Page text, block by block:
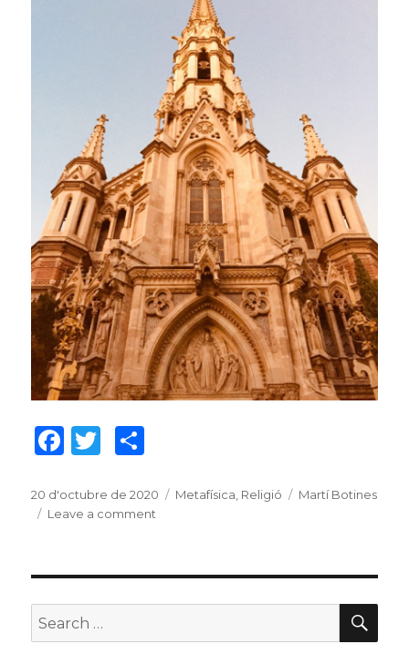
F
c
e
o
o
k
T
it
te
m
p
te
ix
Posted
on
20 d'octubre de 2020 Categories
Metafísica, Religió Tags
Martí Botines
Leave a comment
Déu
Search
for: